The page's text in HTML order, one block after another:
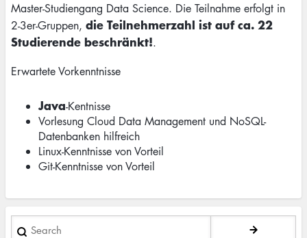
Master-Studiengang Data Science. Die Teilnahme erfolgt in
2-3er-Gruppen, die Teilnehmerzahl ist auf ca. 22
Studierende beschränkt!.
Erwartete Vorkenntnisse
Java-Kentnisse
Vorlesung Cloud Data Management und NoSQL-
Datenbanken hilfreich
Linux-Kenntnisse von Vorteil
Git-Kenntnisse von Vorteil
Search